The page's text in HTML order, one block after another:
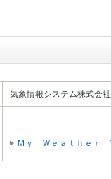
気象情報システム株式会社
Ｍｙ Ｗｅａｔｈｅｒ